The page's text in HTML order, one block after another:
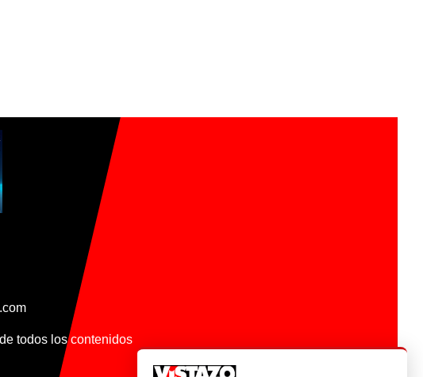
todos los contenidos